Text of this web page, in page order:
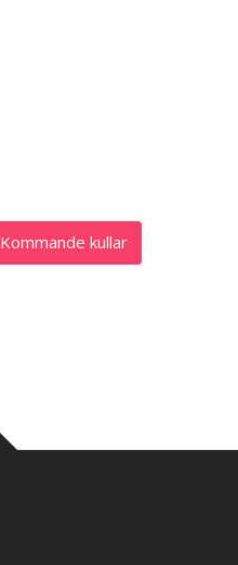
Kommande kullar